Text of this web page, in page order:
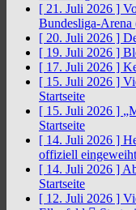
[ 21. Juli 2026 ]
Bundesliga-Arena
[ 20. Juli 2026 ]
[ 19. Juli 2026 ]
[ 17. Juli 2026 ]
[ 15. Juli 2026 ]
Startseite
[ 15. Juli 2026 ]
Startseite
[ 14. Juli 2026 ]
offiziell eingeweiht
[ 14. Juli 2026 ]
Startseite
[ 12. Juli 2026 ]